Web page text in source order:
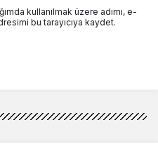
kullanılmak üzere adımı, e-
bu tarayıcıya kaydet.